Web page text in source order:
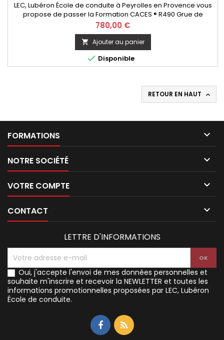
LEC, Lubéron École de conduite à Peyrolles en Provence vous
propose de passer la Formation CACES ® R490 Grue de
chargement - option télécommande. Initial ou Recyclage
Prix
780,00 €
 Ajouter au panier
 Disponible
RETOUR EN HAUT 
FORMATIONS 
NOTRE SOCIÉTÉ 
VOTRE COMPTE 
CONTACT 
LETTRE D'INFORMATIONS
Oui, j'accepte l'envoi de mes données personnelles et
souhaite m'inscrire et recevoir la NEWLETTER et toutes les
informations promotionnelles proposées par LEC, Lubéron
École de conduite.